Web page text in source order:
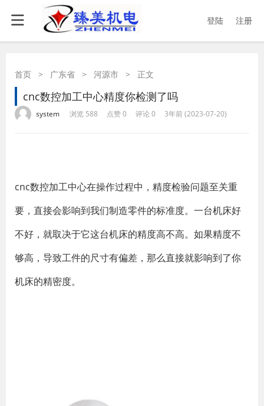
登陆 注册
首页 > 广东省 > 河源市 > 正文
cnc数控加工中心精度你检测了吗
system 浏览 588 点赞 0 评论 0 3年前 (2023-07-20)
cnc数控加工中心在操作过程中，精度检验问题至关重
要，直接会影响到我们制造零件的标准度。一台机床好
不好，就取决于它这台机床的精度高不高。如果精度不
够高，导致工件的尺寸有偏差，那么直接就影响到了你
机床的精密度。